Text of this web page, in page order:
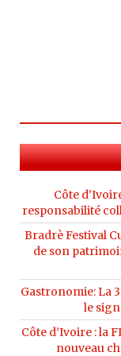
Côte
responsabilité
Bradrè Festival
de son
Gastronomie: La
le
Côte d’Ivoire : la
nouveau